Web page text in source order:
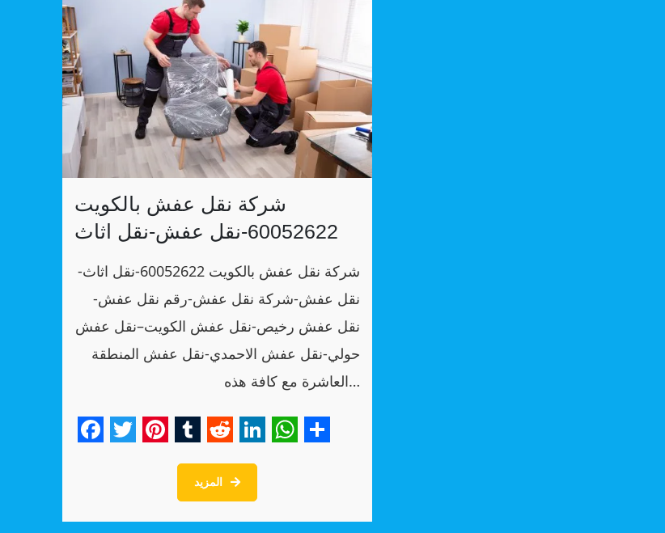
شركة نقل عفش بالكويت
60052622-نقل عفش-نقل اثاث
شركة نقل عفش بالكويت 60052622-نقل اثاث-
نقل عفش-شركة نقل عفش-رقم نقل عفش-
نقل عفش رخيص-نقل عفش الكويت–نقل عفش
حولي-نقل عفش الاحمدي-نقل عفش المنطقة
العاشرة مع كافة هذه…
المزيد